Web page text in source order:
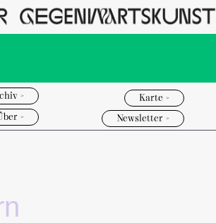
>
>
Karte >
Newsletter >